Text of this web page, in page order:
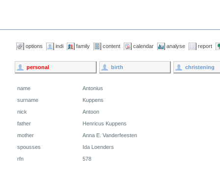
options indi family content calendar analyse report
personal birth christening
name
Antonius
surname
Kuppens
nick
Antoon
father
Henricus Kuppens
mother
Anna E. Vanderfeesten
spousses
Ida Loenders
rfn
578